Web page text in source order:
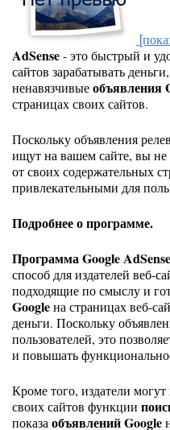
AdSense- это быстрый и
сайтов зарабатывать
ненавязчивыеобъявления
страницах своих сайтов.
Поскольку объявления
ищут на вашем сайте, вы не
от своих содержательных
привлекательными для
Подробнее о программе.
Программа Google AdSense
способ для издателей веб-
подходящие по смыслу и
Googleна страницах веб-
деньги. Поскольку
пользователей, это
и повышать
Кроме того, издатели
своих сайтов функции
показа объявлений Google